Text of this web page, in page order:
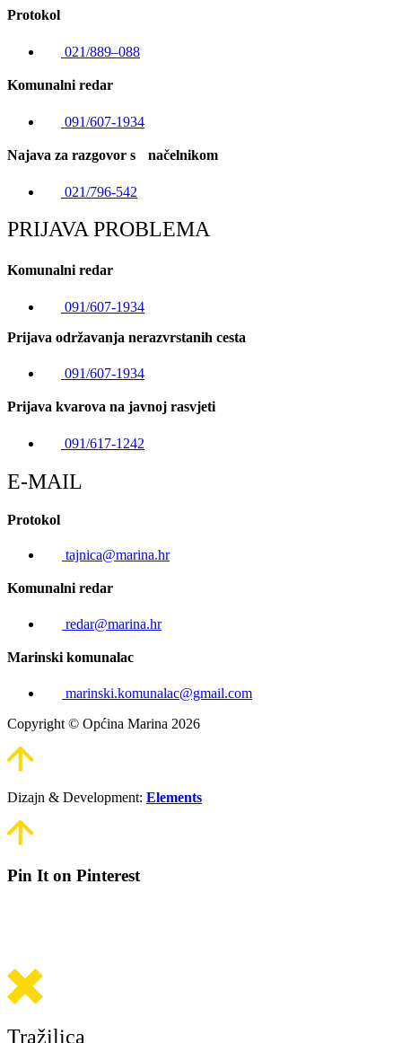
Protokol
021/889–088
Komunalni redar
091/607-1934
Najava za razgovor s načelnikom
021/796-542
PRIJAVA PROBLEMA
Komunalni redar
091/607-1934
Prijava održavanja nerazvrstanih cesta
091/607-1934
Prijava kvarova na javnoj rasvjeti
091/617-1242
E-MAIL
Protokol
tajnica@marina.hr
Komunalni redar
redar@marina.hr
Marinski komunalac
marinski.komunalac@gmail.com
Copyright © Općina Marina 2026
Dizajn & Development: Elements
Pin It on Pinterest
Tražilica